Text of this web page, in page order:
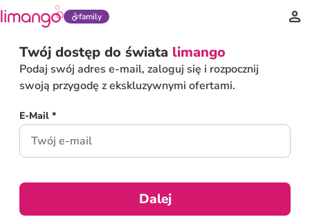
family
Twój dostęp do świata limango
Podaj swój adres e-mail, zaloguj się i rozpocznij
swoją przygodę z ekskluzywnymi ofertami.
E-Mail *
Dalej